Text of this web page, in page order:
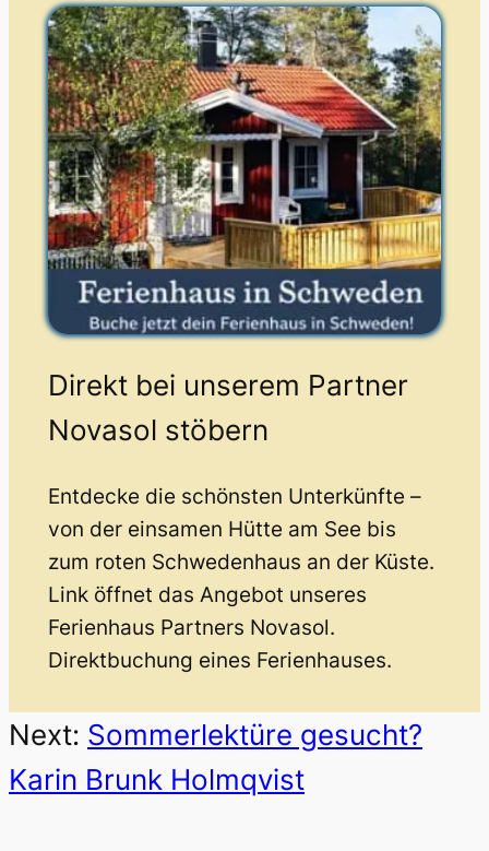
Direkt bei unserem Partner
Novasol stöbern
Entdecke die schönsten Unterkünfte –
von der einsamen Hütte am See bis
zum roten Schwedenhaus an der Küste.
Link öffnet das Angebot unseres
Ferienhaus Partners Novasol.
Direktbuchung eines Ferienhauses.
Next: Sommerlektüre gesucht?
Karin Brunk Holmqvist